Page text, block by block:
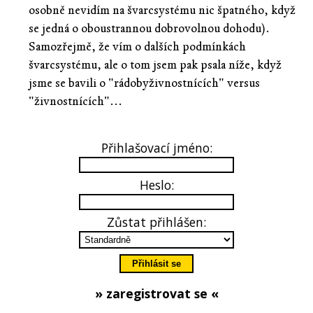
osobně nevidím na švarcsystému nic špatného, když
se jedná o oboustrannou dobrovolnou dohodu).
Samozřejmě, že vím o dalších podmínkách
švarcsystému, ale o tom jsem pak psala níže, když
jsme se bavili o "rádobyživnostnících" versus
"živnostnících"...
Přihlašovací jméno:
Heslo:
Zůstat přihlášen:
» zaregistrovat se «